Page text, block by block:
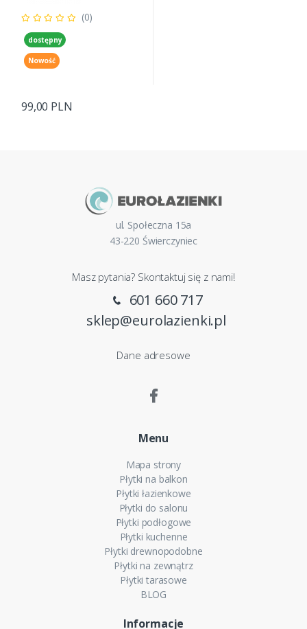
(0)
dostępny
Nowość
99,00 PLN
ul. Społeczna 15a
43-220 Świerczyniec
Masz pytania? Skontaktuj się z nami!
601 660 717
sklep@eurolazienki.pl
Dane adresowe
Menu
Mapa strony
Płytki na balkon
Płytki łazienkowe
Płytki do salonu
Płytki podłogowe
Płytki kuchenne
Płytki drewnopodobne
Płytki na zewnątrz
Płytki tarasowe
BLOG
Informacje